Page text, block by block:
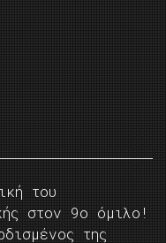
του
στον 9ο όμιλο!
της